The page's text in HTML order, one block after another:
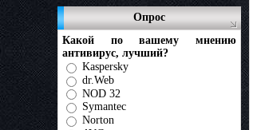
Опрос
Какой по вашему мнению
антивирус, лучший?
Kaspersky
dr.Web
NOD 32
Symantec
Norton